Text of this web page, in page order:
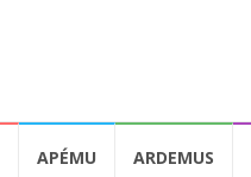
APÉMU ARDEMUS